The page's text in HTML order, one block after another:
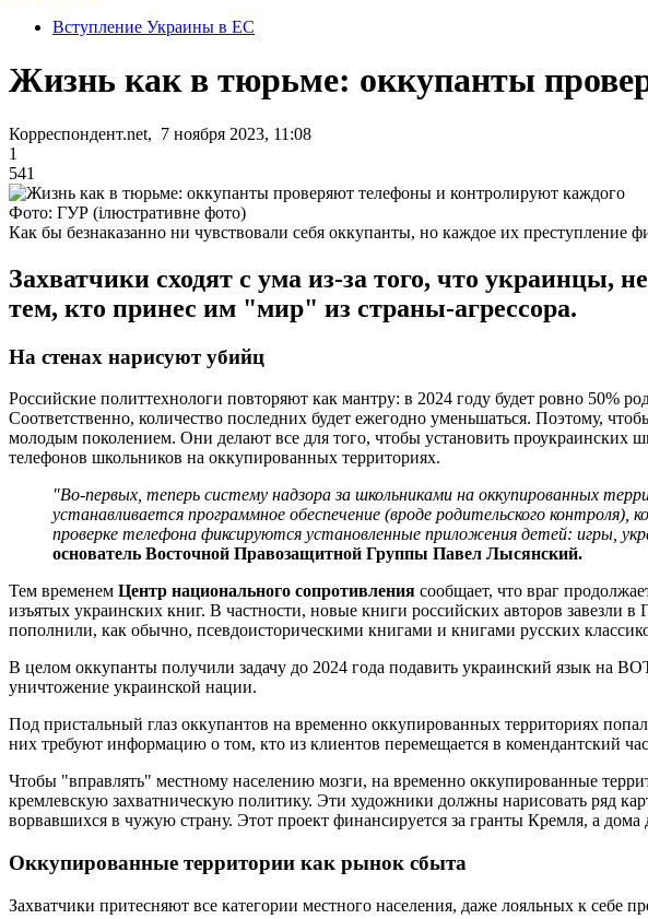
Вступление Украины в ЕС
Жизнь как в тюрьме: оккупанты
Корреспондент.net, 7 ноября 2023, 11:08
1
541
Фото: ГУР (ілюстративне фото)
Как бы безнаказанно ни чувствовали себя оккупанты, но каждое их преступление
Захватчики сходят с ума из-за того, что украинцы,
тем, кто принес им "мир" из страны-агрессора.
На стенах нарисуют убийц
Российские политтехнологи повторяют как мантру: в 2024 году будет ровно 50%
Соответственно, количество последних будет ежегодно уменьшаться. Поэтому,
молодым поколением. Они делают все для того, чтобы установить проукраинских
телефонов школьников на оккупированных территориях.
"Во-первых, теперь систему надзора за школьниками на оккупированных
устанавливается программное обеспечение (вроде родительского
проверке телефона фиксируются установленные приложения детей: игры,
основатель Восточной Правозащитной Группы Павел Лысянский.
Тем временем Центр национального сопротивления сообщает, что враг
изъятых украинских книг. В частности, новые книги российских авторов завезли
пополнили, как обычно, псевдоисторическими книгами и книгами русских
В целом оккупанты получили задачу до 2024 года подавить украинский язык на
уничтожение украинской нации.
Под пристальный глаз оккупантов на временно оккупированных территориях
них требуют информацию о том, кто из клиентов перемещается в комендантский
Чтобы "вправлять" местному населению мозги, на временно оккупированные
кремлевскую захватническую политику. Эти художники должны нарисовать ряд
ворвавшихся в чужую страну. Этот проект финансируется за гранты Кремля, а
Оккупированные территории как рынок сбыта
Захватчики притесняют все категории местного населения, даже лояльных к себе